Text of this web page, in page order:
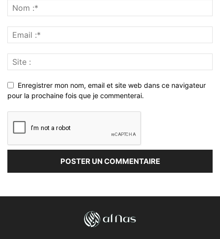
Enregistrer mon nom, email et site web dans ce navigateur
pour la prochaine fois que je commenterai.